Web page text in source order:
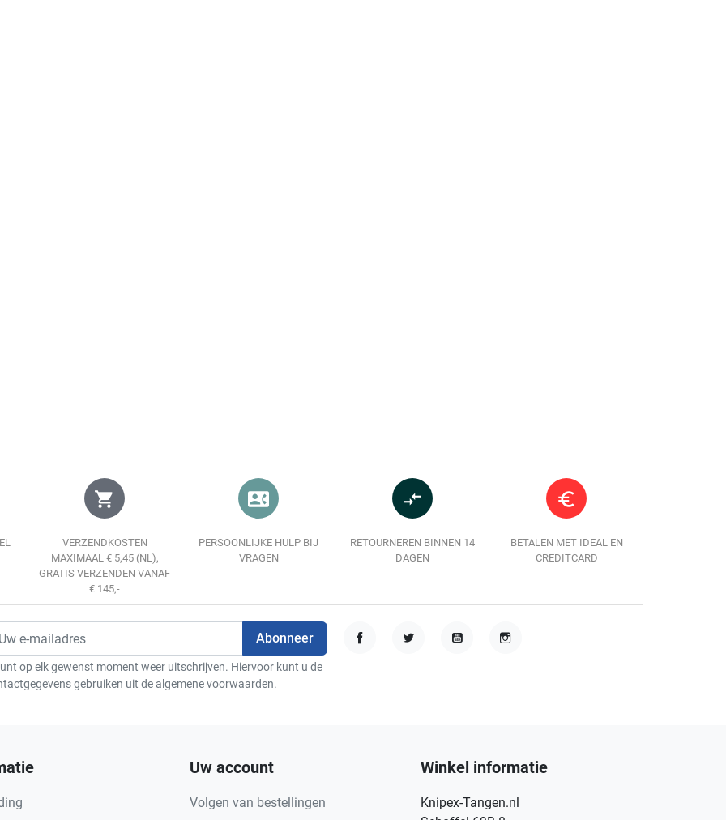
shopping_cart
VERZENDKOSTEN
MAXIMAAL € 5,45 (NL),
GRATIS VERZENDEN VANAF
€ 145,-
contact_phone
PERSOONLIJKE HULP BIJ
VRAGEN
compare_arrows
RETOURNEREN BINNEN 14
DAGEN
euro_symbol
BETALEN MET IDEAL EN
CREDITCARD
op elk gewenst moment weer uitschrijven. Hiervoor kunt u de
gebruiken uit de algemene voorwaarden.
Uw account
Volgen van bestellingen
Winkel informatie
Knipex-Tangen.nl